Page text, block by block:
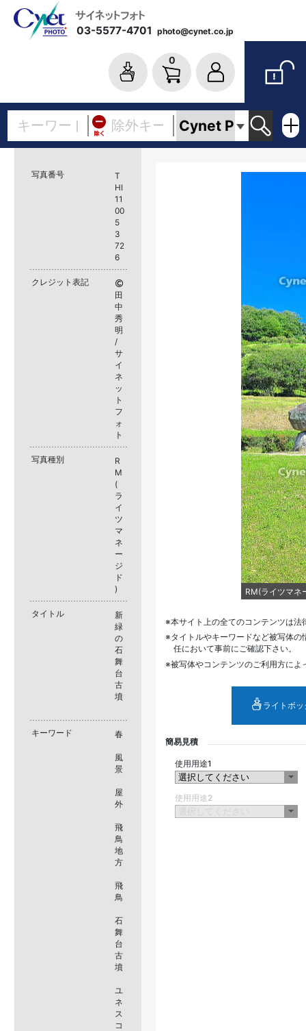
03-5577-4701 photo@cynet.co.jp
0
写真番号
T
HI
11
00
5
3
72
6
クレジット表記
田
中
秀
明
/
サ
イ
ネ
ッ
ト
フ
ォ
ト
写真種別
R
M
(
ラ
イ
ツ
マ
ネ
ー
ジ
ド
)
タイトル
新
緑
の
石
舞
台
古
墳
キーワード 春
風
景
屋
外
飛
鳥
地
方
飛
鳥
石
舞
台
古
墳
ユ
ネ
ス
コ
RM(ライツマ
本サイト上の全てのコンテンツは
タイトルやキーワードなど被写体
任において事前にご確認下さい。
被写体やコンテンツのご利用方に
ライトボ
簡易見積
使用用途1
使用用途2